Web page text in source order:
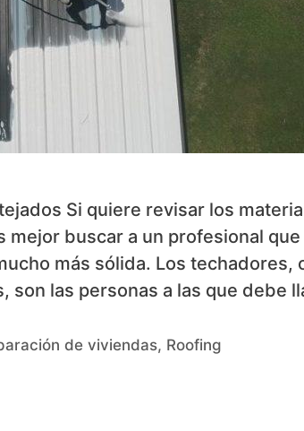
Si quiere revisar los
mejor buscar a un profesional
más sólida. Los techadores,
son las personas a las que debe
de viviendas, Roofing